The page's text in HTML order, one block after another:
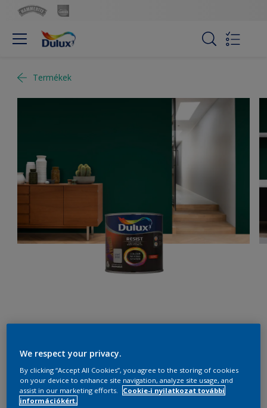
Termékek
M4.28.19
Szín módosítása
Méret
We respect your privacy.
By clicking “Accept All Cookies”, you agree to the storing of cookies
on your device to enhance site navigation, analyze site usage, and
assist in our marketing efforts.
Cookie-i nyilatkozat további
információkért.